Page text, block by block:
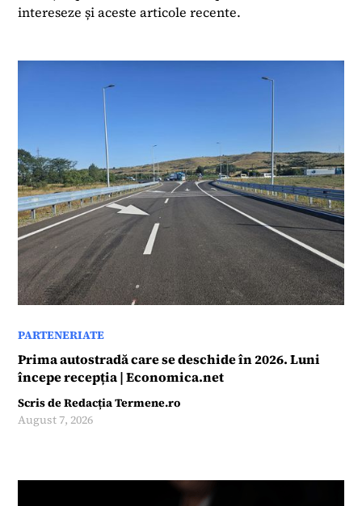
colaborat cu publicații internaționale, inclusiv
Group.
intereseze și aceste articole recente.
PARTENERIATE
Prima autostradă care se deschide în 2026. Luni
începe recepția | Economica.net
Scris deRedacția Termene.ro
August 7, 2026